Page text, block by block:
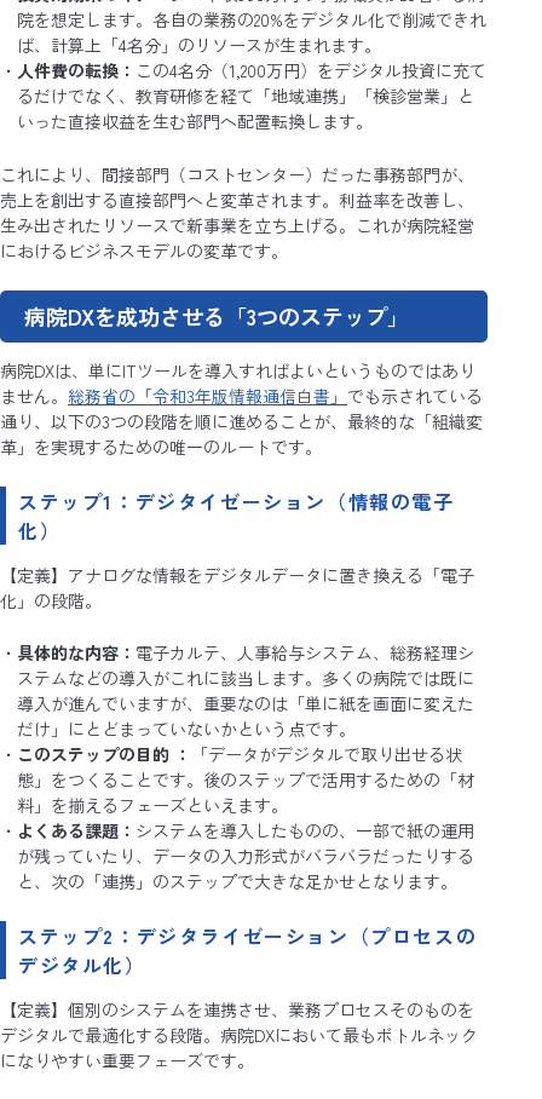
院を想定します。各自の業務の20%をデジタル化で削減できれ
ば、計算上「4名分」のリソースが生まれます。
人件費の転換： この4名分（1,200万円）をデジタル投資に充て
るだけでなく、教育研修を経て「地域連携」「検診営業」と
いった直接収益を生む部門へ配置転換します。
これにより、間接部門（コストセンター）だった事務部門が、
売上を創出する直接部門へと変革されます。利益率を改善し、
生み出されたリソースで新事業を立ち上げる。これが病院経営
におけるビジネスモデルの変革です。
病院DXを成功させる「3つのステップ」
病院DXは、単にITツールを導入すればよいというものではあり
ません。 総務省の「令和3年版情報通信白書」 でも示されている
通り、以下の3つの段階を順に進めることが、最終的な「組織変
革」を実現するための唯一のルートです。
ステップ1：デジタイゼーション（情報の電子
化）
【定義】アナログな情報をデジタルデータに置き換える「電子
化」の段階。
具体的な内容： 電子カルテ、人事給与システム、総務経理シ
ステムなどの導入がこれに該当します。多くの病院では既に
導入が進んでいますが、重要なのは「単に紙を画面に変えた
だけ」にとどまっていないかという点です。
このステップの目的 ：
「データがデジタルで取り出せる状
態」をつくることです。後のステップで活用するための「材
料」を揃えるフェーズといえます。
よくある課題： システムを導入したものの、一部で紙の運用
が残っていたり、データの入力形式がバラバラだったりする
と、次の「連携」のステップで大きな足かせとなります。
ステップ2：デジタライゼーション（プロセスの
デジタル化）
【定義】個別のシステムを連携させ、業務プロセスそのものを
デジタルで最適化する段階。病院DXにおいて最もボトルネック
になりやすい重要フェーズです。